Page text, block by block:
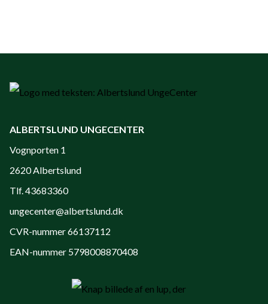
ALBERTSLUND UNGECENTER
Vognporten 1
2620 Albertslund
Tlf. 43683360
ungecenter@albertslund.dk
CVR-nummer 66137112
EAN-nummer 5798008870408